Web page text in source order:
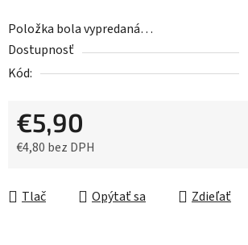
Položka bola vypredaná…
Dostupnosť
Kód:
€5,90
€4,80 bez DPH
Tlač
Opýtať sa Zdieľať